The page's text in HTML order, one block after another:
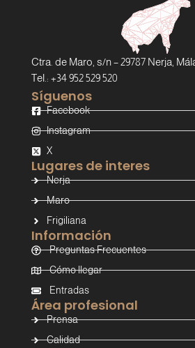
Ctra. de Maro, s/n – 29787 Nerja,
Tel.: +34 952 529 520
Área profesional
Prensa
Calidad
Información
Preguntas Frecuentes
Cómo llegar
Entradas
Lugares de interes
Nerja
Maro
Frigiliana
Síguenos
Facebook
Instagram
X